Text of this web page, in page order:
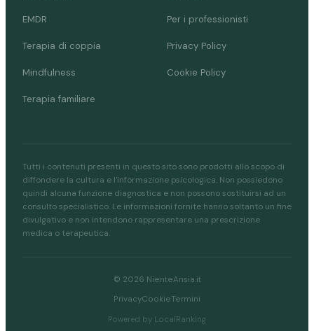
EMDR
Terapia di coppia
Mindfulness
Terapia familiare
Per i professionisti
Privacy Policy
Cookie Policy
Tutti i contenuti presenti in questo sito sono prodotti allo scopo di
diffondere la cultura e l'informazione psicologica. Non possiedono
quindi alcuna funzione diagnostica e non possono sostituirsi ad un
consulto specialistico. Le informazioni fornite hanno soltanto un fine
divulgativo e non intendono rappresentare una prescrizione
medica o terapeutica.
© 2026 NienteAnsia.it
PrivacyCookieTermini
Powered by LocalRanking